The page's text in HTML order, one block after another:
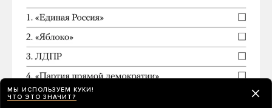
МЫ ИСПОЛЬЗУЕМ КУКИ!
ЧТО ЭТО ЗНАЧИТ?